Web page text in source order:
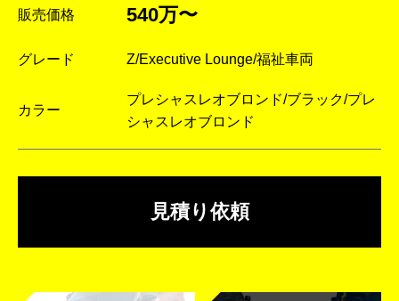
販売価格 540万〜
グレード Z/Executive Lounge/福祉車両
カラー
プレシャスレオブロンド/ブラック/プレ
シャスレオブロンド
見積り依頼